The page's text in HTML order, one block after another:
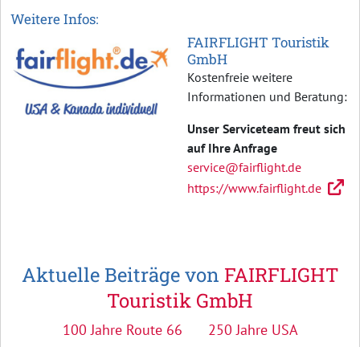
Weitere Infos:
FAIRFLIGHT Touristik
GmbH
Kostenfreie weitere
Informationen und Beratung:
Unser Serviceteam freut sich
auf Ihre Anfrage
service@fairflight.de
https://www.fairflight.de
Aktuelle Beiträge von FAIRFLIGHT
Touristik GmbH
100 Jahre Route 66
250 Jahre USA